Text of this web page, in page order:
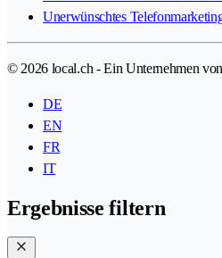
Unerwünschtes
© 2026 local.ch - Ein Unternehmen von
DE
EN
FR
IT
Ergebnisse filtern